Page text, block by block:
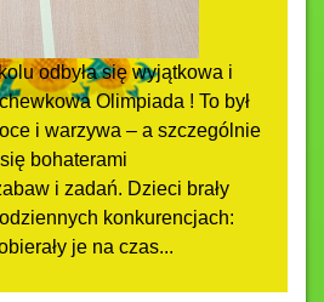
odbyła się wyjątkowa i
Olimpiada ! To był
i warzywa – a szczególnie
bohaterami
i zadań. Dzieci brały
konkurencjach:
je na czas...